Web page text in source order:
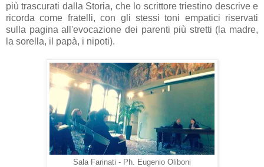
più trascurati dalla Storia, che lo scrittore triestino descrive e
ricorda come fratelli, con gli stessi toni empatici riservati
sulla pagina all'evocazione dei parenti più stretti (la madre,
la sorella, il papà, i nipoti).
Sala Farinati - Ph. Eugenio Oliboni